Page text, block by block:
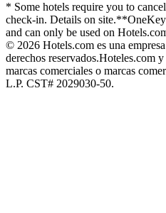
* Some hotels require you to
check-in. Details on site.
and can only be used on
© 2026 Hotels.com es una
derechos reservados.Hoteles.com
marcas comerciales o marcas
L.P. CST# 2029030-50.